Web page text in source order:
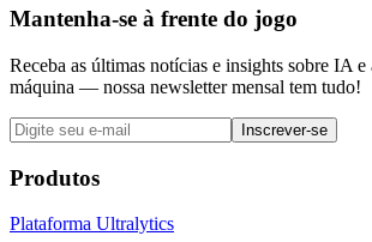
Mantenha-se à frente do jogo
Receba as últimas notícias e insights sobre IA e
máquina — nossa newsletter mensal tem tudo!
Inscrever-se
Produtos
Plataforma Ultralytics